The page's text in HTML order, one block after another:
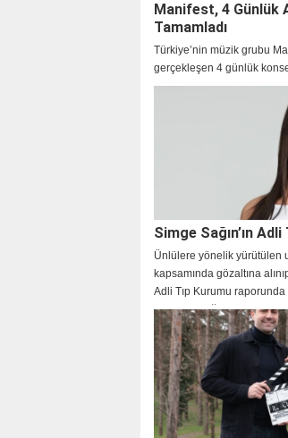
Manifest, 4 Günlük
Tamamladı
Türkiye’nin müzik grubu
gerçekleşen 4 günlük
boyunca 50 bini aşkın
konserlerde, dünya
Simge Sağın’ın
Ünlülere yönelik yürütülen
kapsamında gözaltına
Adli Tıp Kurumu
rastlanmadığı açıklandı.